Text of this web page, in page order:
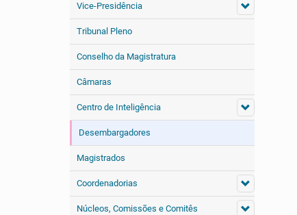
Vice-Presidência
Tribunal Pleno
Conselho da Magistratura
Câmaras
Centro de Inteligência
Desembargadores
Magistrados
Coordenadorias
Núcleos, Comissões e Comitês